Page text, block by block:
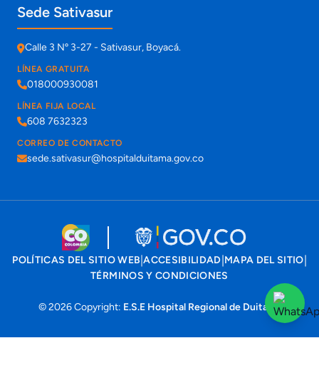
Sede Sativasur
Calle 3 Nº 3-27 - Sativasur, Boyacá.
LÍNEA GRATUITA
018000930081
LÍNEA FIJA LOCAL
608 7632323
CORREO DE CONTACTO
sede.sativasur@hospitalduitama.gov.co
POLÍTICAS DEL SITIO WEB|ACCESIBILIDAD|MAPA DEL SITIO|
TÉRMINOS Y CONDICIONES
© 2026 Copyright: E.S.E Hospital Regional de Duitama